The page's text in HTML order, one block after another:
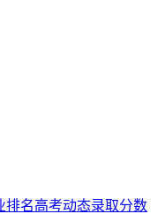
排名高考动态录取分数